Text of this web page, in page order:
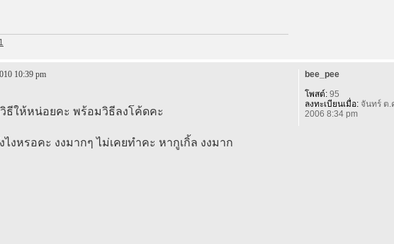
10:39 pm
ธีให้หน่อยคะ พร้อมวิธีลงโค้ดคะ
ไงหรอคะ งงมากๆ ไม่เคยทำคะ หากูเกิ้ล งงมาก
bee_pee
โพสต์:95
ลงทะเบียนเมื่อ:จันทร์ ต.
2006 8:34 pm